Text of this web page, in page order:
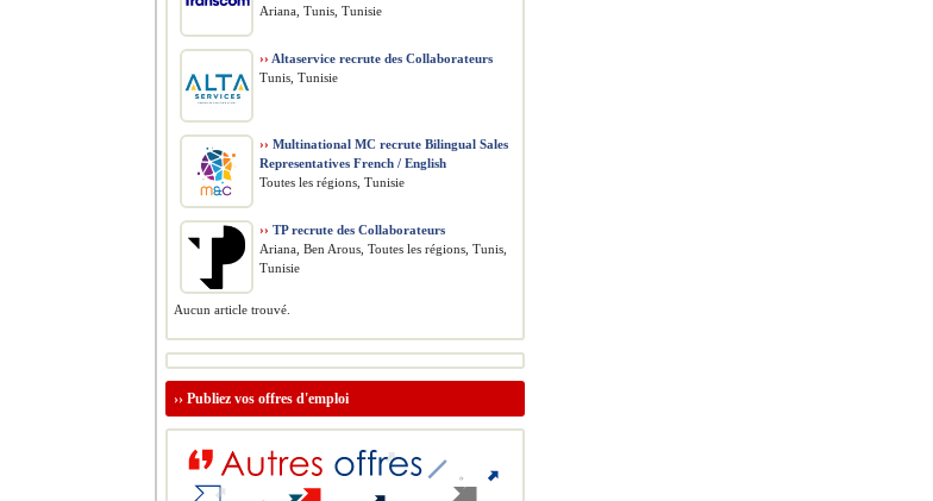
Ariana, Tunis, Tunisie
›› Altaservice recrute des Collaborateurs
Tunis, Tunisie
›› Multinational MC recrute Bilingual Sales
Representatives French / English
Toutes les régions, Tunisie
›› TP recrute des Collaborateurs
Ariana, Ben Arous, Toutes les régions, Tunis,
Tunisie
Aucun article trouvé.
›› Publiez vos offres d'emploi